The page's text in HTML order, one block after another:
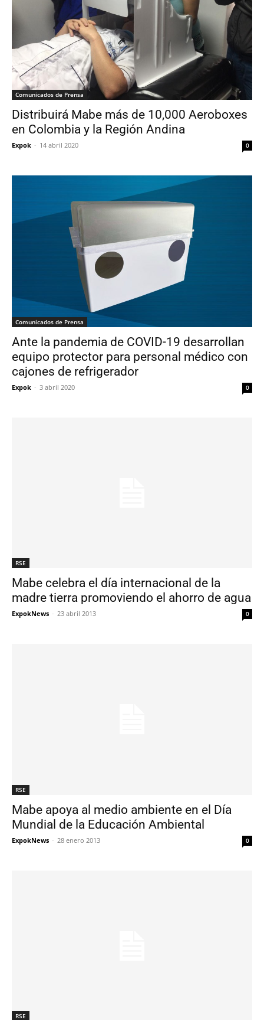
Comunicados de Prensa
Distribuirá Mabe más de 10,000 Aeroboxes
en Colombia y la Región Andina
Expok - 14 abril 2020 0
Comunicados de Prensa
Ante la pandemia de COVID-19 desarrollan
equipo protector para personal médico con
cajones de refrigerador
Expok - 3 abril 2020 0
RSE
Mabe celebra el día internacional de la
madre tierra promoviendo el ahorro de agua
ExpokNews - 23 abril 2013 0
RSE
Mabe apoya al medio ambiente en el Día
Mundial de la Educación Ambiental
ExpokNews - 28 enero 2013 0
RSE